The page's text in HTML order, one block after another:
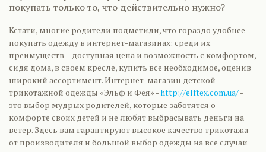
покупать только то, что действительно нужно?
Кстати, многие родители подметили, что гораздо удобнее
покупать одежду в интернет-магазинах: среди их
преимуществ – доступная цена и возможность с комфортом,
сидя дома, в своем кресле, купить все необходимое, оценив
широкий ассортимент. Интернет-магазин детской
трикотажной одежды «Эльф и Фея» -http://elftex.com.ua/-
это выбор мудрых родителей, которые заботятся о
комфорте своих детей и не любят выбрасывать деньги на
ветер. Здесь вам гарантируют высокое качество трикотажа
от производителя и большой выбор одежды на все случаи